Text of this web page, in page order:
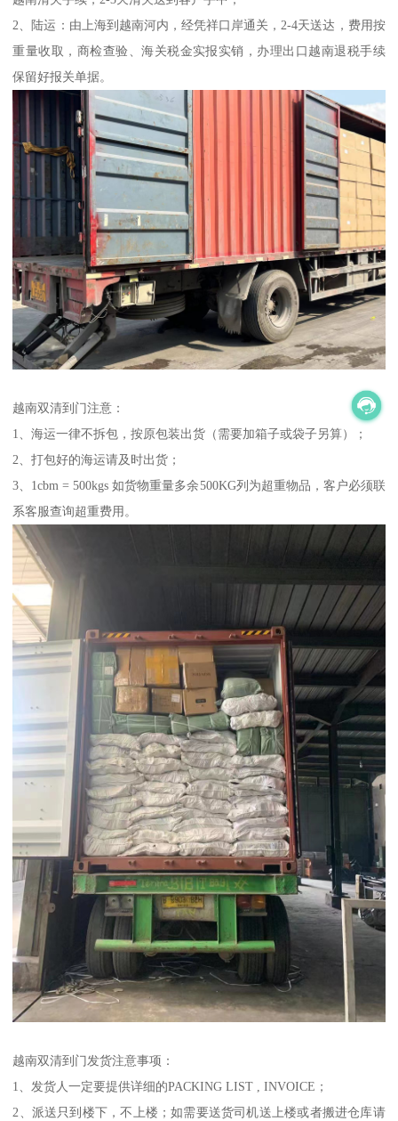
2、陆运：由上海到越南河内，经凭祥口岸通关，2-4天送达，费用按
重量收取，商检查验、海关税金实报实销，办理出口越南退税手续
保留好报关单据。
越南双清到门注意：
1、海运一律不拆包，按原包装出货（需要加箱子或袋子另算）；
2、打包好的海运请及时出货；
3、1cbm = 500kgs 如货物重量多余500KG列为超重物品，客户必须联
系客服查询超重费用。
越南双清到门发货注意事项：
1、发货人一定要提供详细的PACKING LIST , INVOICE；
2、派送只到楼下，不上楼；如需要送货司机送上楼或者搬进仓库请